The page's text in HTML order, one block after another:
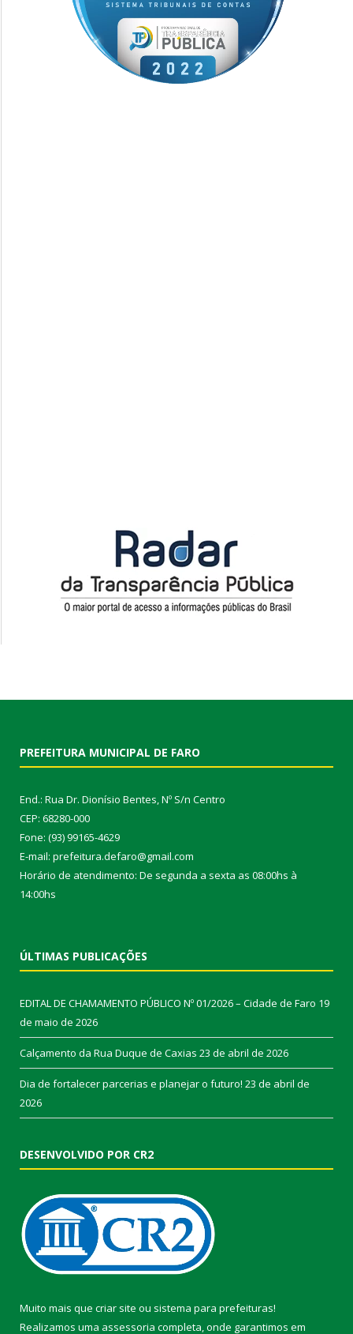
PREFEITURA MUNICIPAL DE FARO
End.: Rua Dr. Dionísio Bentes, Nº S/n Centro
CEP: 68280-000
Fone: (93) 99165-4629
E-mail: prefeitura.defaro@gmail.com
Horário de atendimento: De segunda a sexta as 08:00hs à
14:00hs
ÚLTIMAS PUBLICAÇÕES
EDITAL DE CHAMAMENTO PÚBLICO Nº 01/2026 – Cidade de Faro 19
de maio de 2026
Calçamento da Rua Duque de Caxias 23 de abril de 2026
Dia de fortalecer parcerias e planejar o futuro! 23 de abril de
2026
DESENVOLVIDO POR CR2
Muito mais que criar site ou sistema para prefeituras!
Realizamos uma assessoria completa, onde garantimos em